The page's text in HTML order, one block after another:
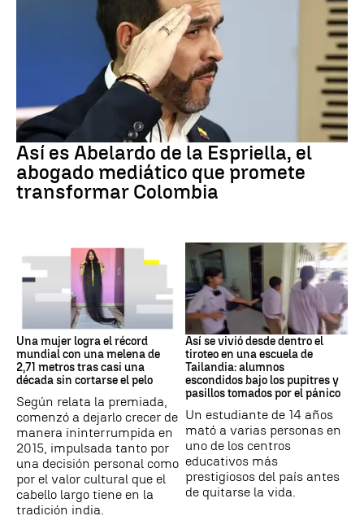
Colombia
Así es Abelardo de la Espriella, el
abogado mediático que promete
transformar Colombia
RÉCORD GUINNESS
Una mujer logra el récord
mundial con una melena de
2,71 metros tras casi una
década sin cortarse el pelo
Según relata la premiada,
comenzó a dejarlo crecer de
manera ininterrumpida en
2015, impulsada tanto por
una decisión personal como
por el valor cultural que el
cabello largo tiene en la
tradición india.
Tiroteo
Así se vivió desde dentro el
tiroteo en una escuela de
Tailandia: alumnos
escondidos bajo los pupitres y
pasillos tomados por el pánico
Un estudiante de 14 años
mató a varias personas en
uno de los centros
educativos más
prestigiosos del país antes
de quitarse la vida.